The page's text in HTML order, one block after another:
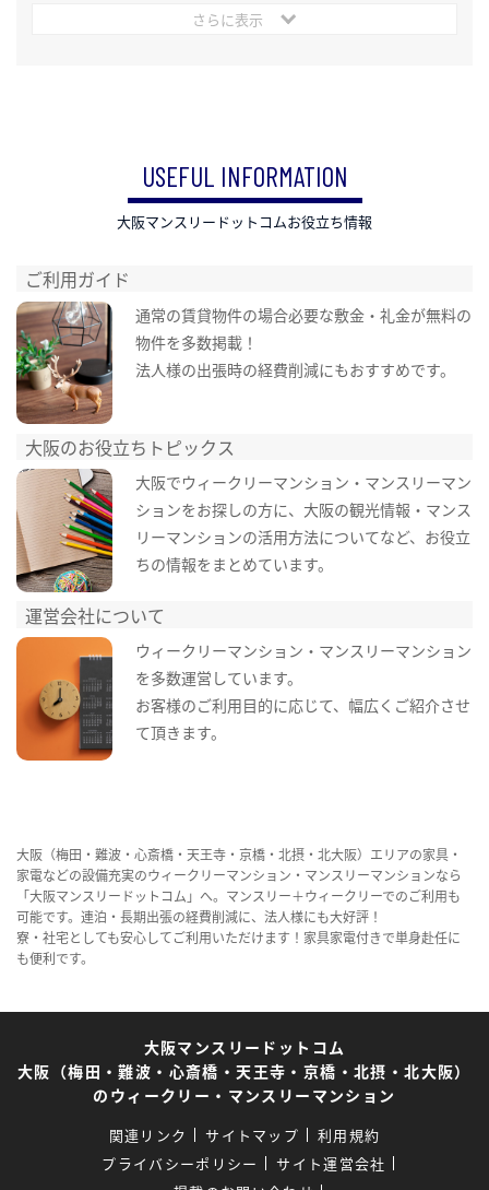
さらに表示
USEFUL INFORMATION
大阪マンスリードットコムお役立ち情報
ご利用ガイド
通常の賃貸物件の場合必要な敷金・礼金が無料の
物件を多数掲載！
法人様の出張時の経費削減にもおすすめです。
大阪のお役立ちトピックス
大阪でウィークリーマンション・マンスリーマン
ションをお探しの方に、大阪の観光情報・マンス
リーマンションの活用方法についてなど、お役立
ちの情報をまとめています。
運営会社について
ウィークリーマンション・マンスリーマンション
を多数運営しています。
お客様のご利用目的に応じて、幅広くご紹介させ
て頂きます。
大阪（梅田・難波・心斎橋・天王寺・京橋・北摂・北大阪）エリアの家具・
家電などの設備充実のウィークリーマンション・マンスリーマンションなら
「大阪マンスリードットコム」へ。マンスリー＋ウィークリーでのご利用も
可能です。連泊・長期出張の経費削減に、法人様にも大好評！
寮・社宅としても安心してご利用いただけます！家具家電付きで単身赴任に
も便利です。
大阪マンスリードットコム
大阪（梅田・難波・心斎橋・天王寺・京橋・北摂・北大阪）
のウィークリー・マンスリーマンション
関連リンク サイトマップ
利用規約
プライバシーポリシー
サイト運営会社